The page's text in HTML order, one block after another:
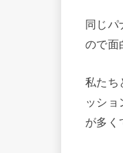
同じパ
ので面
私たち
ッショ
が多く